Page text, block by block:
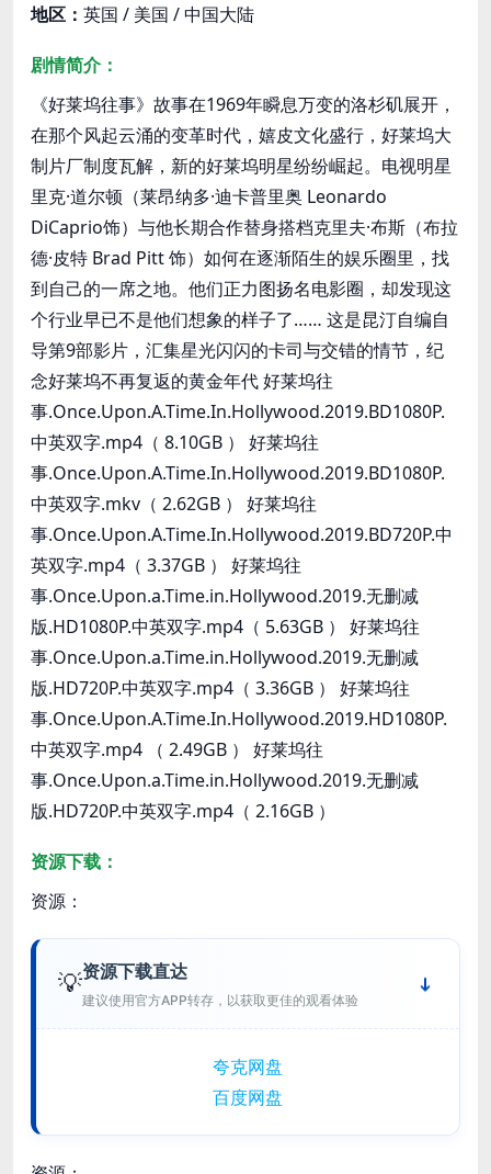
地区： 英国 / 美国 / 中国大陆
剧情简介：
《好莱坞往事》故事在1969年瞬息万变的洛杉矶展开，
在那个风起云涌的变革时代，嬉皮文化盛行，好莱坞大
制片厂制度瓦解，新的好莱坞明星纷纷崛起。电视明星
里克·道尔顿（莱昂纳多·迪卡普里奥 Leonardo
DiCaprio饰）与他长期合作替身搭档克里夫·布斯（布拉
德·皮特 Brad Pitt 饰）如何在逐渐陌生的娱乐圈里，找
到自己的一席之地。他们正力图扬名电影圈，却发现这
个行业早已不是他们想象的样子了…… 这是昆汀自编自
导第9部影片，汇集星光闪闪的卡司与交错的情节，纪
念好莱坞不再复返的黄金年代 好莱坞往
事.Once.Upon.A.Time.In.Hollywood.2019.BD1080P.
中英双字.mp4（ 8.10GB ） 好莱坞往
事.Once.Upon.A.Time.In.Hollywood.2019.BD1080P.
中英双字.mkv（ 2.62GB ） 好莱坞往
事.Once.Upon.A.Time.In.Hollywood.2019.BD720P.中
英双字.mp4（ 3.37GB ） 好莱坞往
事.Once.Upon.a.Time.in.Hollywood.2019.无删减
版.HD1080P.中英双字.mp4（ 5.63GB ） 好莱坞往
事.Once.Upon.a.Time.in.Hollywood.2019.无删减
版.HD720P.中英双字.mp4（ 3.36GB ） 好莱坞往
事.Once.Upon.A.Time.In.Hollywood.2019.HD1080P.
中英双字.mp4 （ 2.49GB ） 好莱坞往
事.Once.Upon.a.Time.in.Hollywood.2019.无删减
版.HD720P.中英双字.mp4（ 2.16GB ）
资源下载：
资源：
💡资源下载直达
建议使用官方APP转存，以获取更佳的观看体验
夸克网盘
百度网盘